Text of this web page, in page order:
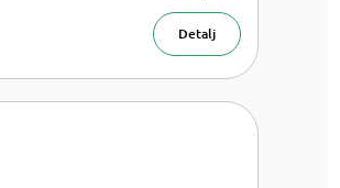
Detalj